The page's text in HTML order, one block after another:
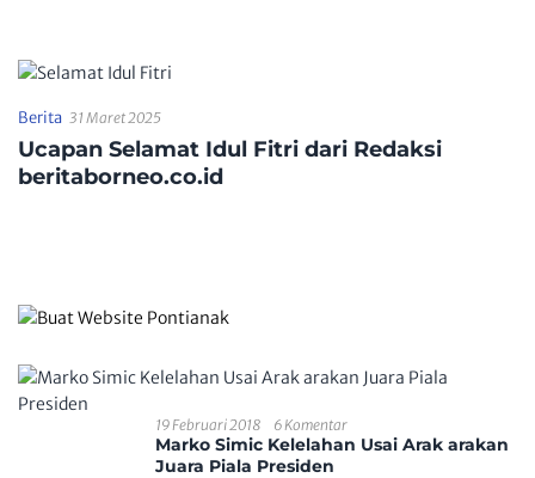
Berita 31 Maret 2025
Ucapan Selamat Idul Fitri dari Redaksi
beritaborneo.co.id
19 Februari 2018 6 Komentar
Marko Simic Kelelahan Usai Arak arakan
Juara Piala Presiden